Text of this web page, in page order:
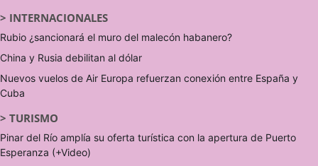
> INTERNACIONALES
Rubio ¿sancionará el muro del malecón habanero?
China y Rusia debilitan al dólar
Nuevos vuelos de Air Europa refuerzan conexión entre España y
Cuba
> TURISMO
Pinar del Río amplía su oferta turística con la apertura de Puerto
Esperanza (+Video)